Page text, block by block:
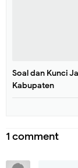
Soal dan Kunci
Kabupaten
1 comment